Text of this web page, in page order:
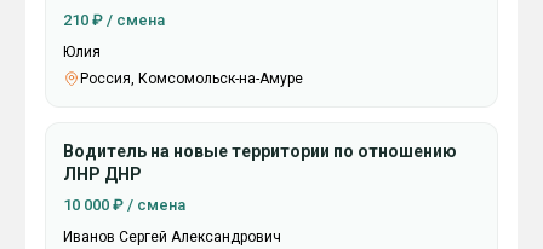
210 ₽ / смена
Юлия
Россия, Комсомольск-на-Амуре
Водитель на новые территории по отношению
ЛНР ДНР
10 000 ₽ / смена
Иванов Сергей Александрович